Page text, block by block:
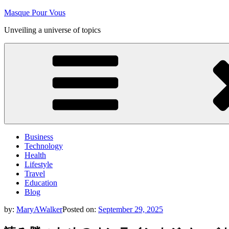
Skip
content
Masque Pour Vous
Unveiling a universe of topics
Business
Technology
Health
Lifestyle
Travel
Education
Blog
by: MaryAWalkerPosted on: September 29, 2025